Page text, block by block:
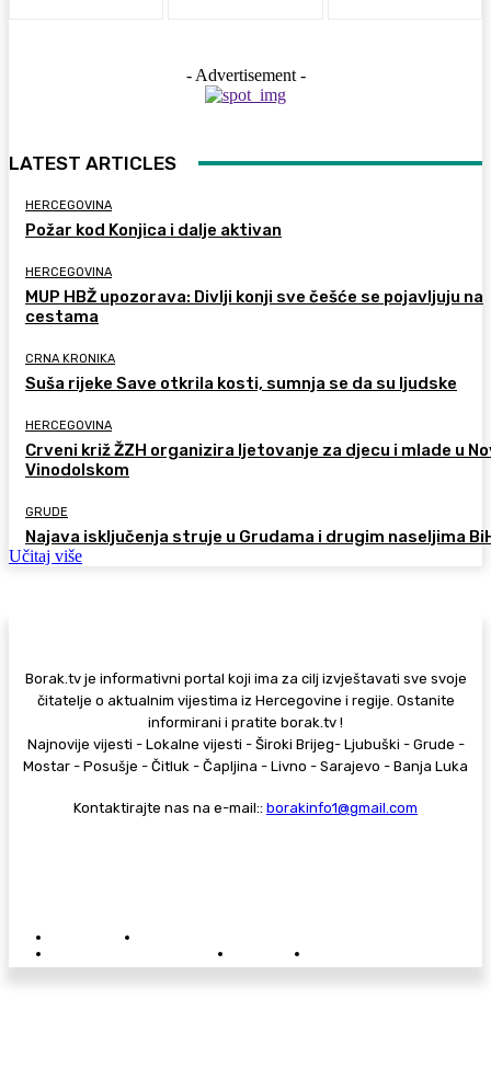
- Advertisement -
LATEST ARTICLES
HERCEGOVINA
Požar kod Konjica i dalje aktivan
HERCEGOVINA
MUP HBŽ upozorava: Divlji konji sve češće se pojavljuju na
cestama
CRNA KRONIKA
Suša rijeke Save otkrila kosti, sumnja se da su ljudske
HERCEGOVINA
Crveni križ ŽZH organizira ljetovanje za djecu i mlade u
Vinodolskom
GRUDE
Najava isključenja struje u Grudama i drugim naseljima
Učitaj više
Borak.tv je informativni portal koji ima za cilj izvještavati sve svoje
čitatelje o aktualnim vijestima iz Hercegovine i regije. Ostanite
informirani i pratite borak.tv !
Najnovije vijesti - Lokalne vijesti - Široki Brijeg- Ljubuški - Grude -
Mostar - Posušje - Čitluk - Čapljina - Livno - Sarajevo - Banja Luka
Kontaktirajte nas na e-mail:: borakinfo1@gmail.com